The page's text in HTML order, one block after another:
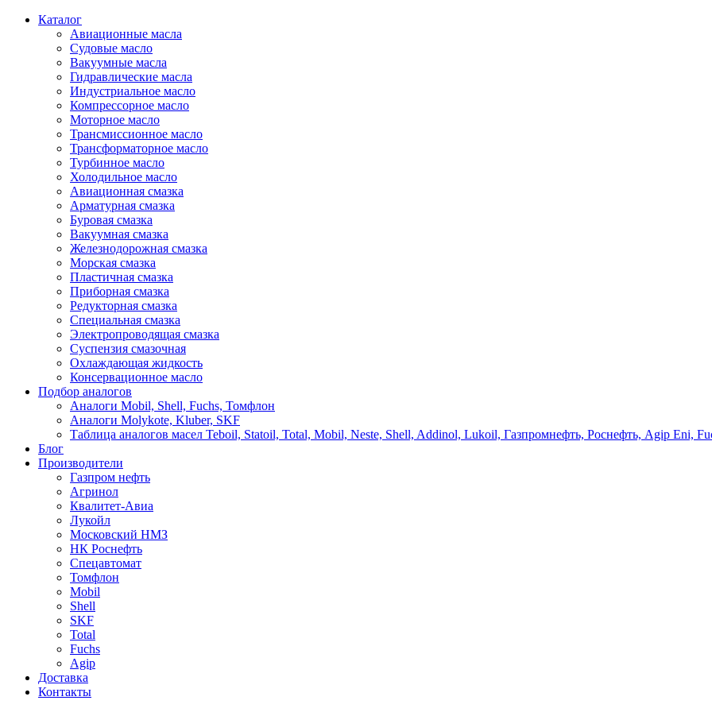
Каталог
Авиационные масла
Судовые масло
Вакуумные масла
Гидравлические масла
Индустриальное масло
Компрессорное масло
Моторное масло
Трансмиссионное масло
Трансформаторное масло
Турбинное масло
Холодильное масло
Авиационная смазка
Арматурная смазка
Буровая смазка
Вакуумная смазка
Железнодорожная смазка
Морская смазка
Пластичная смазка
Приборная смазка
Редукторная смазка
Специальная смазка
Электропроводящая смазка
Суспензия смазочная
Охлаждающая жидкость
Консервационное масло
Подбор аналогов
Аналоги Mobil, Shell, Fuchs, Томфлон
Аналоги Molykote, Kluber, SKF
Таблица аналогов масел Teboil, Statoil, Total, Mobil, Neste, Shell, Addinol, Lukoil, Газпромнефть, Роснефть, Agip Eni,
Блог
Производители
Газпром нефть
Агринол
Квалитет-Авиа
Лукойл
Московский НМЗ
НК Роснефть
Спецавтомат
Томфлон
Mobil
Shell
SKF
Total
Fuchs
Agip
Доставка
Контакты